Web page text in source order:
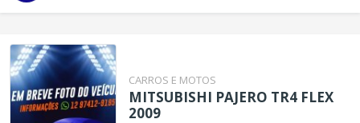
CARROS E MOTOS
MITSUBISHI PAJERO TR4 FLEX
2009